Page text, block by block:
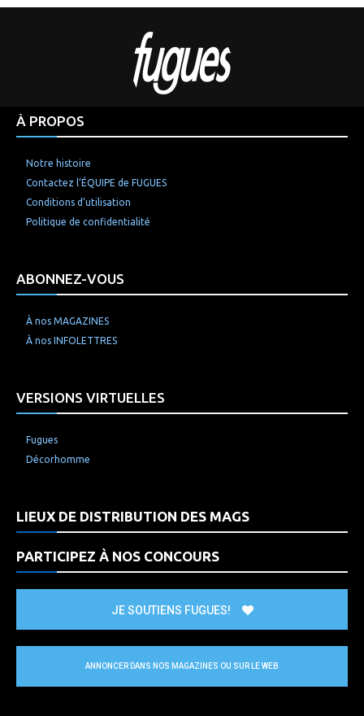
À PROPOS
Notre histoire
Contactez l’ÉQUIPE de FUGUES
Conditions d’utilisation
Politique de confidentialité
ABONNEZ-VOUS
À nos MAGAZINES
À nos INFOLETTRES
VERSIONS VIRTUELLES
Fugues
Décorhomme
LIEUX DE DISTRIBUTION DES MAGS
PARTICIPEZ À NOS CONCOURS
JE SOUTIENS FUGUES!
ANNONCER DANS NOS MAGAZINES OU SUR LE WEB